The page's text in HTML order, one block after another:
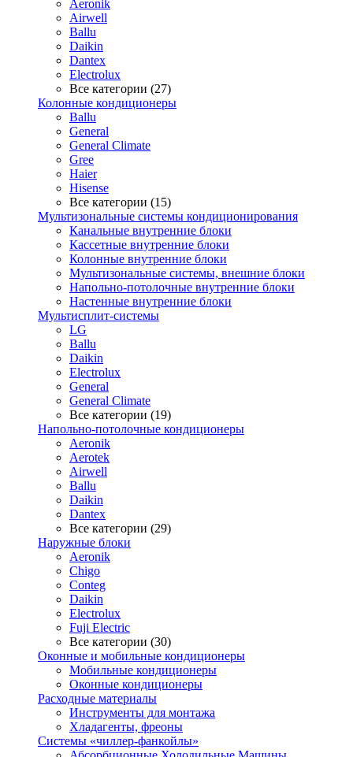
Aeronik
Airwell
Ballu
Daikin
Dantex
Electrolux
Все категории (27)
Колонные кондиционеры
Ballu
General
General Climate
Gree
Haier
Hisense
Все категории (15)
Мультизональные системы кондиционирования
Канальные внутренние блоки
Кассетные внутренние блоки
Колонные внутренние блоки
Мультизональные системы, внешние блоки
Напольно-потолочные внутренние блоки
Настенные внутренние блоки
Мультисплит-системы
LG
Ballu
Daikin
Electrolux
General
General Climate
Все категории (19)
Напольно-потолочные кондиционеры
Aeronik
Aerotek
Airwell
Ballu
Daikin
Dantex
Все категории (29)
Наружные блоки
Aeronik
Chigo
Conteg
Daikin
Electrolux
Fuji Electric
Все категории (30)
Оконные и мобильные кондиционеры
Мобильные кондиционеры
Оконные кондиционеры
Расходные материалы
Инструменты для монтажа
Хладагенты, фреоны
Системы «чиллер-фанкойлы»